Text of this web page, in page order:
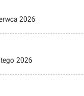
2026
2026